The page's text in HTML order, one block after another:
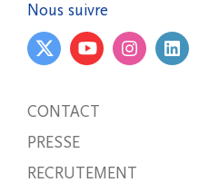
Nous suivre
CONTACT
PRESSE
RECRUTEMENT